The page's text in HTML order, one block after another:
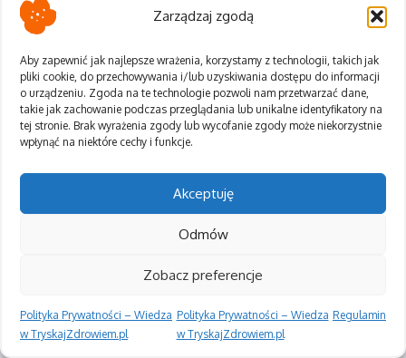
Zarządzaj zgodą
Aby zapewnić jak najlepsze wrażenia, korzystamy z technologii, takich jak
pliki cookie, do przechowywania i/lub uzyskiwania dostępu do informacji
o urządzeniu. Zgoda na te technologie pozwoli nam przetwarzać dane,
takie jak zachowanie podczas przeglądania lub unikalne identyfikatory na
tej stronie. Brak wyrażenia zgody lub wycofanie zgody może niekorzystnie
wpłynąć na niektóre cechy i funkcje.
Akceptuję
Odmów
Zobacz preferencje
Polityka Prywatności – Wiedza
w TryskajZdrowiem.pl
Polityka Prywatności – Wiedza
w TryskajZdrowiem.pl
Regulamin
robić zwłaszcza po skorzystaniu z toalety, przed jedzeniem, po
dotykaniu powierzchni w miejscach publicznych (klamek,
po kaszlu lub kichaniu. Kiedy dostęp do wody i mydła jest
ograniczony, na przykład w podróży, niezbędny staje się
alkoholowy środek do dezynfekcji rąk (zawierający co najmniej
60% alkoholu). Noś go zawsze przy sobie i stosuj często,
przedmiotami. Wypracuj nawyk unikania dotykania twarzy –
oczu, nosa i ust – brudnymi rękami, gdyż jest to najprostsza
droga dla wirusów, by przedostać się do naszego organizmu i
Odporność organizmu to nasza wewnętrzna tarcza ochronna,
walki z patogenami. Dbanie o nią jest inwestycją w zdrowie,
która znacząco zmniejsza podatność na infekcje dróg